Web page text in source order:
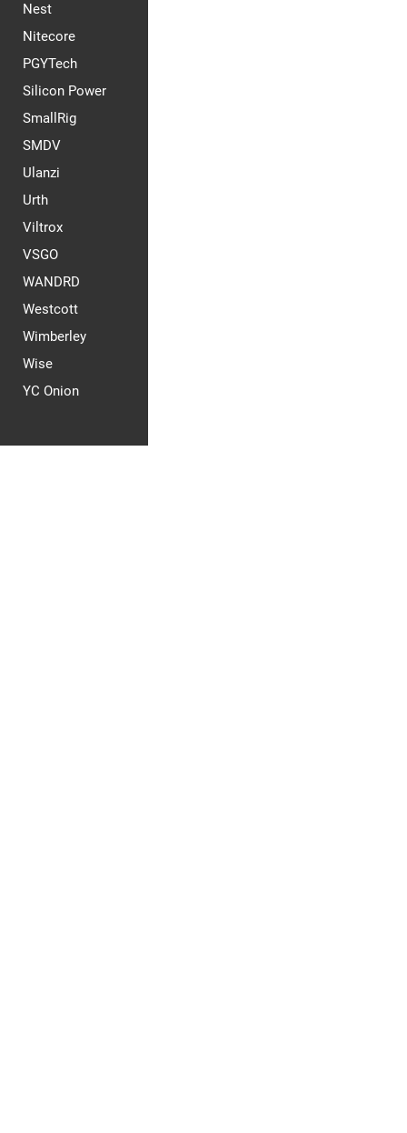
Nest
Nitecore
PGYTech
Silicon Power
SmallRig
SMDV
Ulanzi
Urth
Viltrox
VSGO
WANDRD
Westcott
Wimberley
Wise
YC Onion